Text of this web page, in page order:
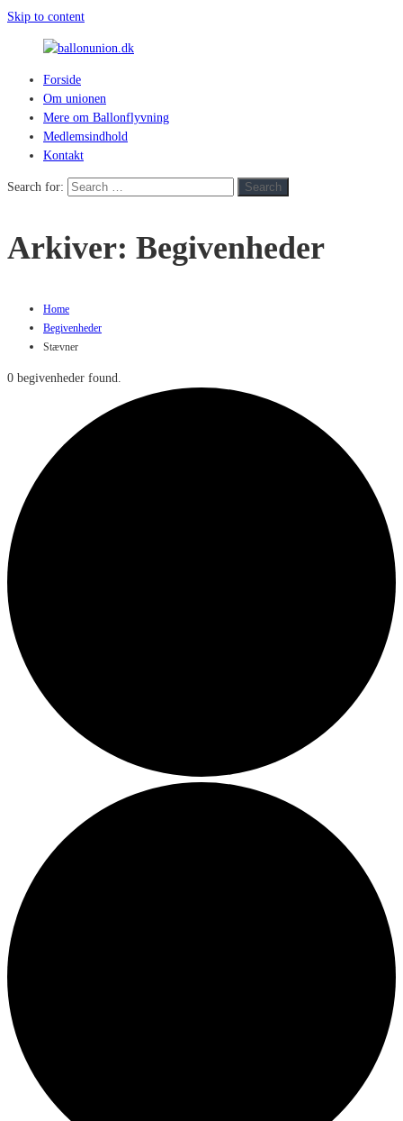
Skip to content
ballonunion.dk
hvad
blæser
Forside
Om unionen
Mere om Ballonflyvning
Medlemsindhold
Kontakt
Search for: Search
Arkiver: Begivenheder
Home
Begivenheder
Stævner
0 begivenheder found.